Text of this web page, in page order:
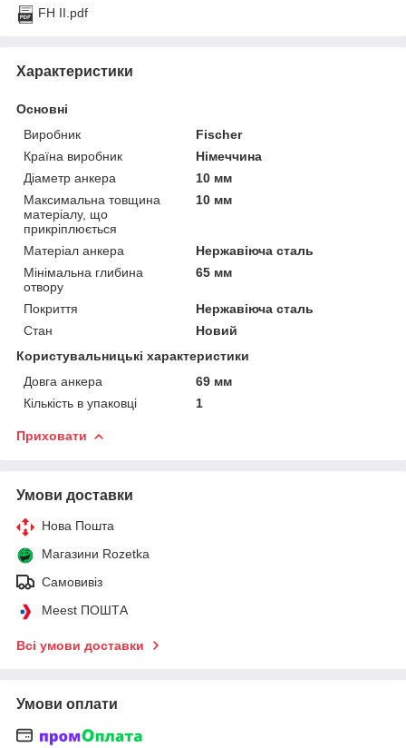
FH II.pdf
Характеристики
Основні
Виробник
Fischer
Країна виробник
Німеччина
Діаметр анкера
10 мм
Максимальна товщина
матеріалу, що
прикріплюється
10 мм
Матеріал анкера
Нержавіюча сталь
Мінімальна глибина
отвору
65 мм
Покриття
Нержавіюча сталь
Стан
Новий
Користувальницькі характеристики
Довга анкера
69 мм
Кількість в упаковці
1
Приховати
Умови доставки
Нова Пошта
Магазини Rozetka
Самовивіз
Meest ПОШТА
Всі умови доставки
Умови оплати